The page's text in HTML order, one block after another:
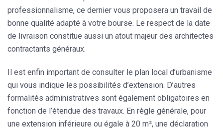
professionnalisme, ce dernier vous proposera un travail de
bonne qualité adapté à votre bourse. Le respect de la date
de livraison constitue aussi un atout majeur des architectes
contractants généraux.
Il est enfin important de consulter le plan local d’urbanisme
qui vous indique les possibilités d’extension. D’autres
formalités administratives sont également obligatoires en
fonction de l’étendue des travaux. En règle générale, pour
une extension inférieure ou égale à 20 m², une déclaration